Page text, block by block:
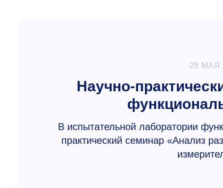
28 МАЯ
Научно-
В испытательной лаборатории
практический семинар «Анализ